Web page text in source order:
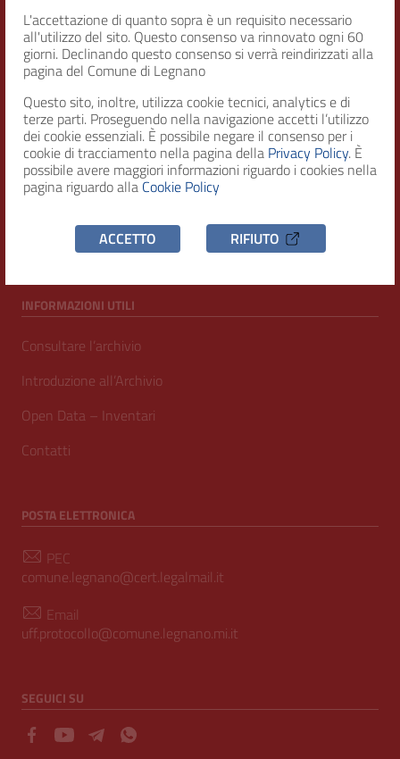
L'accettazione di quanto sopra è un requisito necessario
all'utilizzo del sito. Questo consenso va rinnovato ogni 60
giorni. Declinando questo consenso si verrà reindirizzati alla
pagina del Comune di Legnano
Questo sito, inoltre, utilizza cookie tecnici, analytics e di
terze parti. Proseguendo nella navigazione accetti l’utilizzo
dei cookie essenziali. È possibile negare il consenso per i
cookie di tracciamento nella pagina della Privacy Policy. È
possibile avere maggiori informazioni riguardo i cookies nella
pagina riguardo alla Cookie Policy
ACCETTO RIFIUTO
RECAPITI
Indirizzo
Piazza San Magno 9
20025, Legnano (MI)
Telefono
(+39) 0331471111
C.F. / P.IVA
00807960158
INFORMAZIONI UTILI
Consultare l’archivio
Introduzione all’Archivio
Open Data – Inventari
Contatti
POSTA ELETTRONICA
PEC
comune.legnano@cert.legalmail.it
Email
uff.protocollo@comune.legnano.mi.it
SEGUICI SU